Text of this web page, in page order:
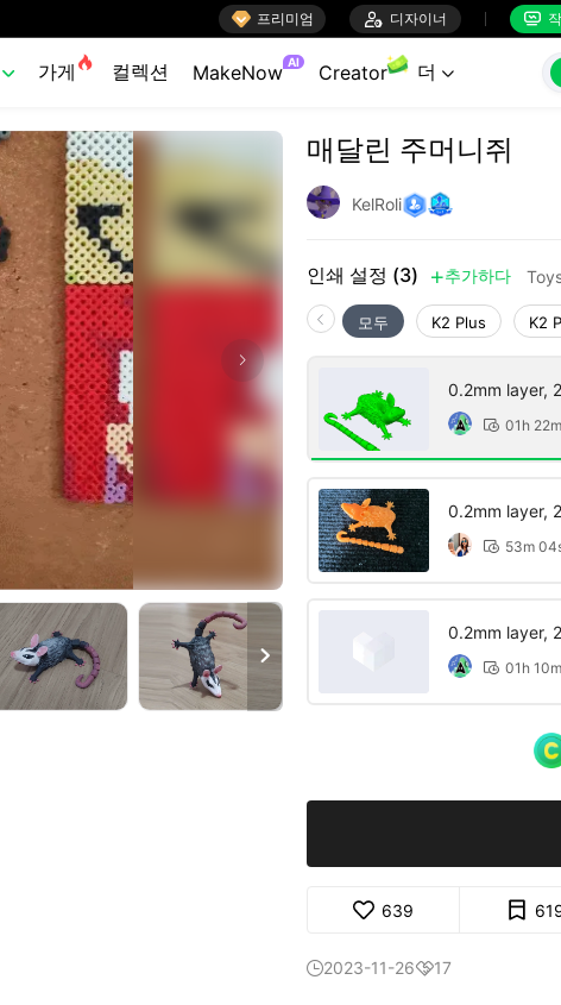
 프리미엄  디자이너 
 가게  컬렉션 MakeNow AI Creator 더 

매달린 주머니쥐
KelRoli
인쇄 설정 (3)  추가하다
모두 K2 Plus K2
0.2mm layer,
 01h 22m
0.2mm layer,
 53m
0.2mm layer,
 01h 10m
639
2023-11-2617